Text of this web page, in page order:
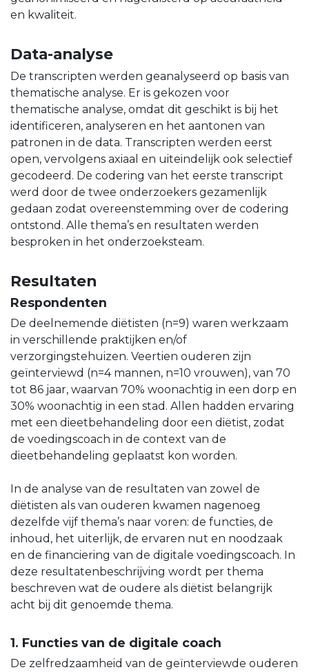
en kwaliteit.
Data-analyse
De transcripten werden geanalyseerd op basis van
thematische analyse. Er is gekozen voor
thematische analyse, omdat dit geschikt is bij het
identificeren, analyseren en het aantonen van
patronen in de data. Transcripten werden eerst
open, vervolgens axiaal en uiteindelijk ook selectief
gecodeerd. De codering van het eerste transcript
werd door de twee onderzoekers gezamenlijk
gedaan zodat overeenstemming over de codering
ontstond. Alle thema’s en resultaten werden
besproken in het onderzoeksteam.
Resultaten
Respondenten
De deelnemende diëtisten (n=9) waren werkzaam
in verschillende praktijken en/of
verzorgingstehuizen. Veertien ouderen zijn
geïnterviewd (n=4 mannen, n=10 vrouwen), van 70
tot 86 jaar, waarvan 70% woonachtig in een dorp en
30% woonachtig in een stad. Allen hadden ervaring
met een dieetbehandeling door een diëtist, zodat
de voedingscoach in de context van de
dieetbehandeling geplaatst kon worden.
In de analyse van de resultaten van zowel de
diëtisten als van ouderen kwamen nagenoeg
dezelfde vijf thema’s naar voren: de functies, de
inhoud, het uiterlijk, de ervaren nut en noodzaak
en de financiering van de digitale voedingscoach. In
deze resultatenbeschrijving wordt per thema
beschreven wat de oudere als diëtist belangrijk
acht bij dit genoemde thema.
1. Functies van de digitale coach
De zelfredzaamheid van de geïnterviewde ouderen